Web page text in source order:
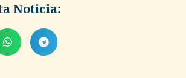
Noticia: